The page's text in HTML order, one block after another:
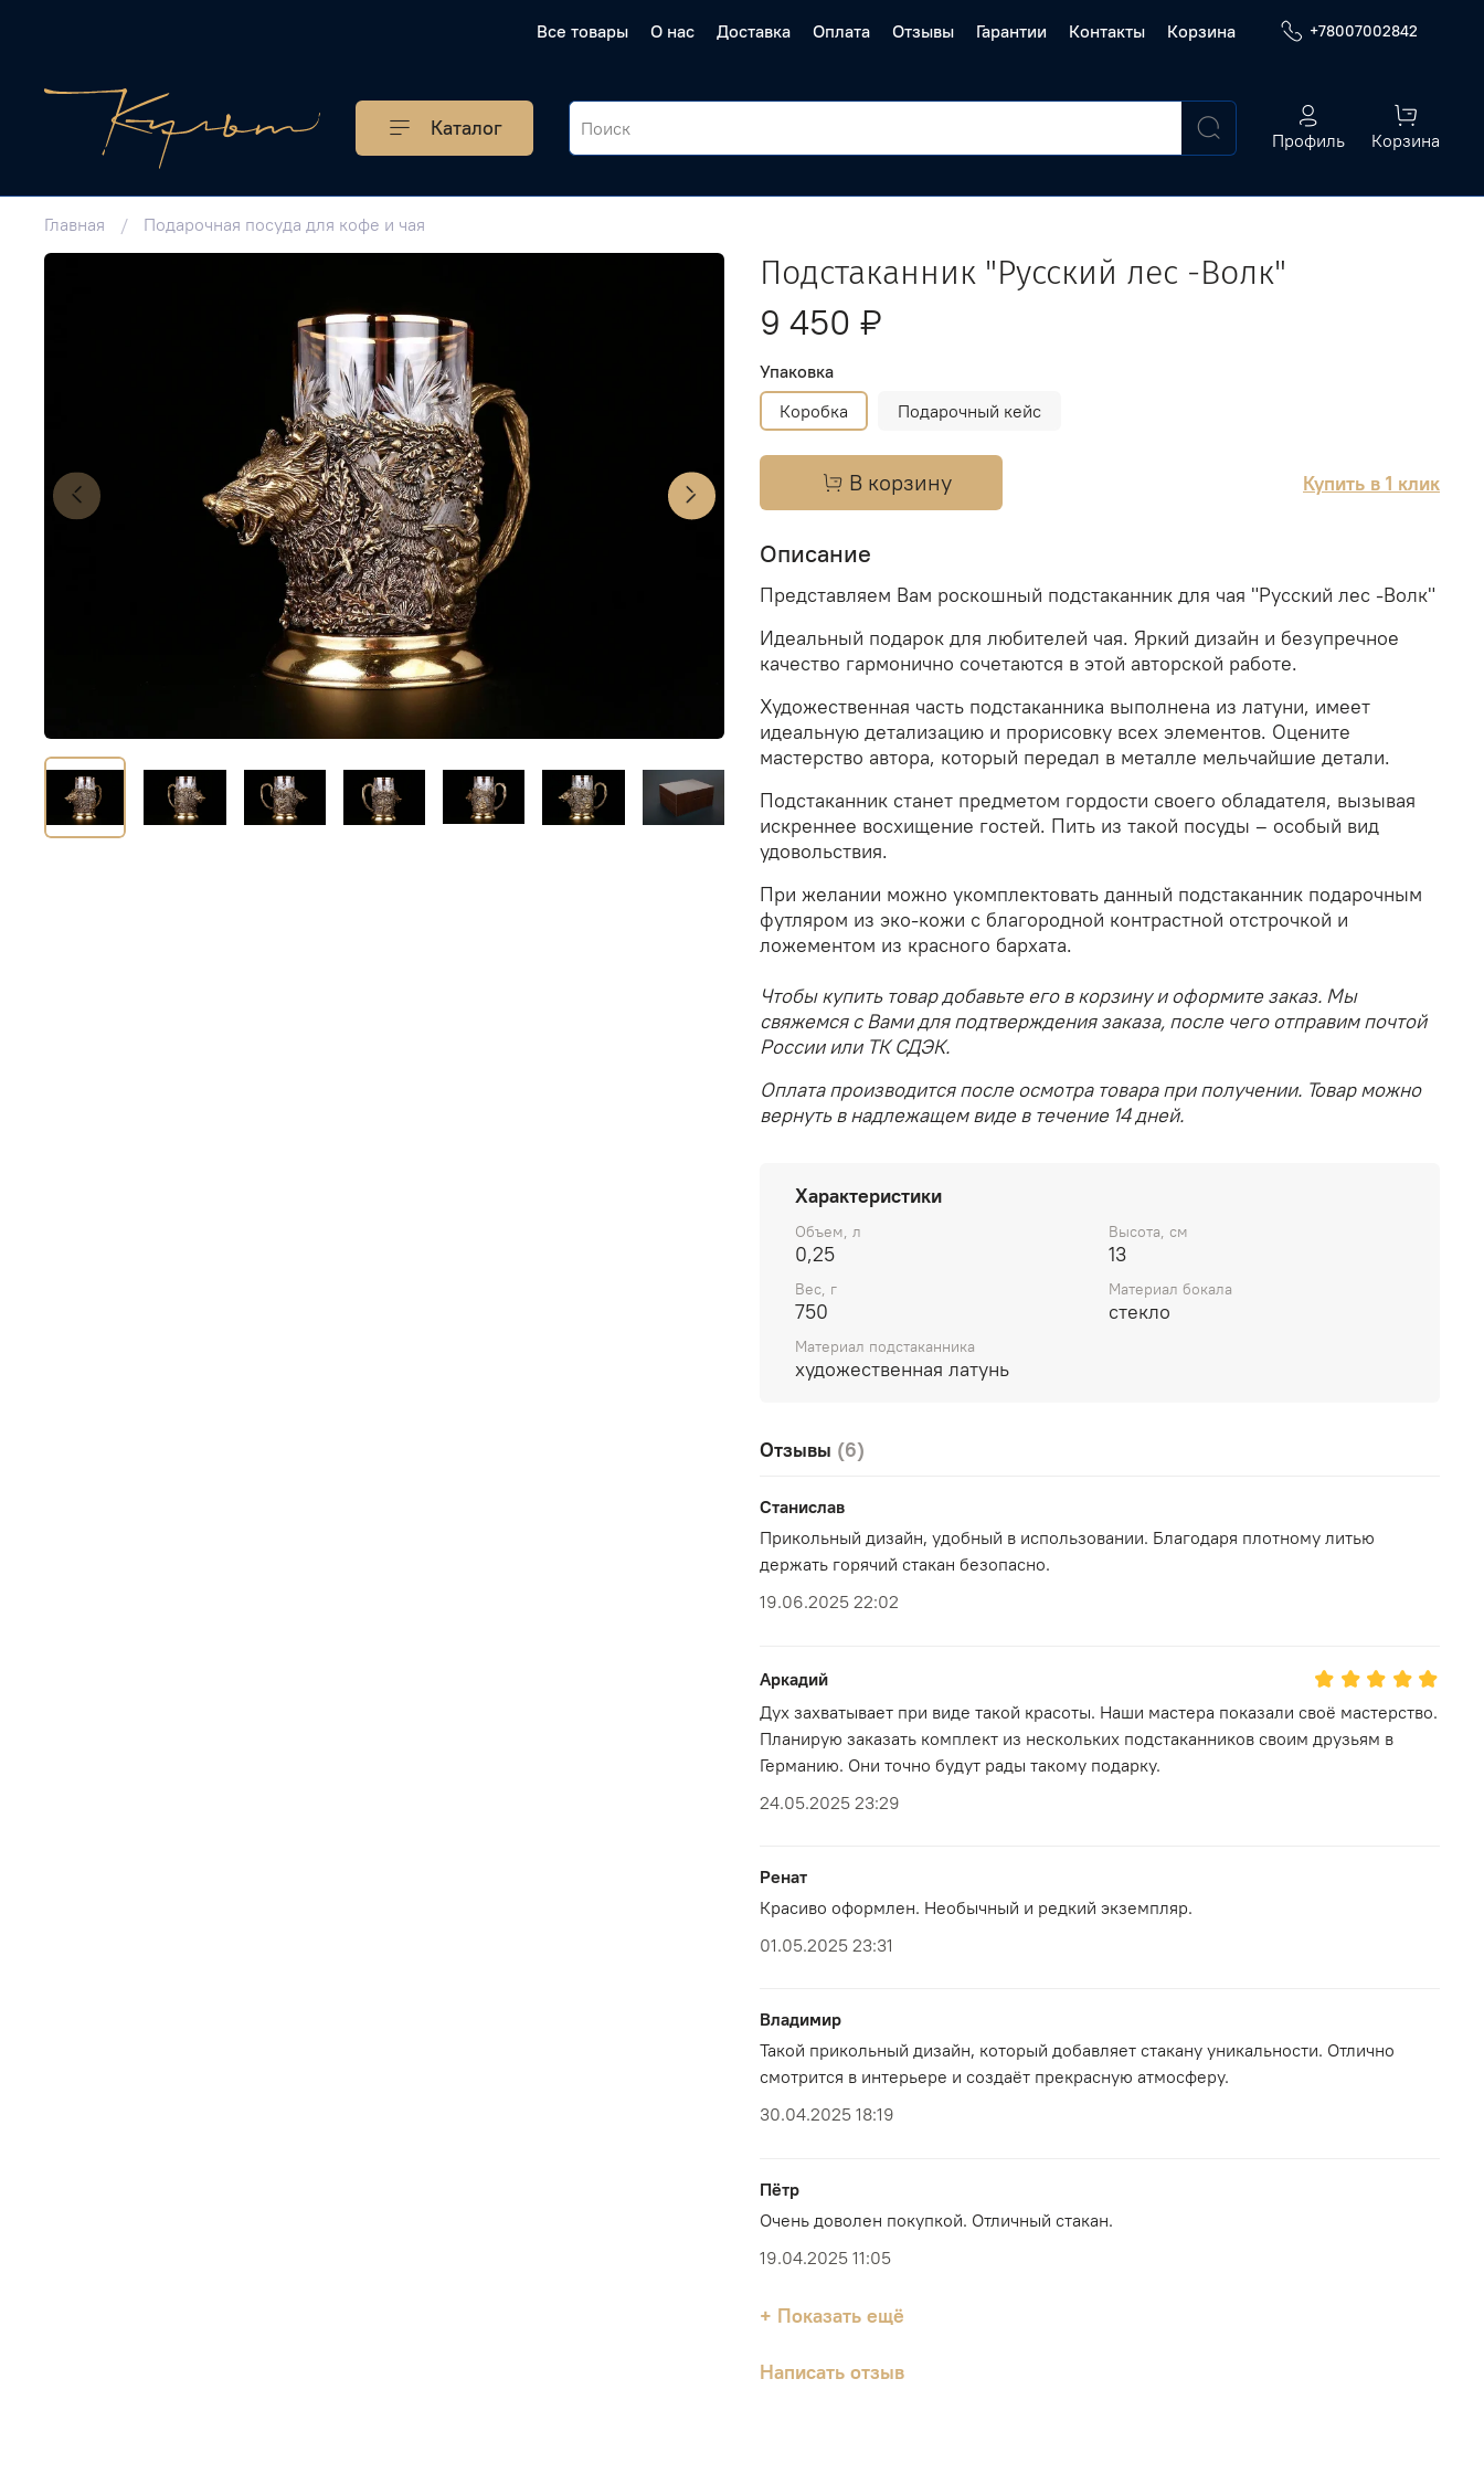
Все товары О нас Доставка Оплата Отзывы Гарантии Контакты Корзина +78007002842
Каталог Профиль Корзина
Главная Подарочная посуда для кофе и чая
Подстаканник "Русский лес -Волк"
9 450 ₽
Упаковка
Коробка
Подарочный кейс
В корзину Купить в 1 клик
Описание
Представляем Вам роскошный подстаканник для чая "Русский лес -Волк"
Идеальный подарок для любителей чая. Яркий дизайн и безупречное
качество гармонично сочетаются в этой авторской работе.
Художественная часть подстаканника выполнена из латуни, имеет
идеальную детализацию и прорисовку всех элементов. Оцените
мастерство автора, который передал в металле мельчайшие детали.
Подстаканник станет предметом гордости своего обладателя, вызывая
искреннее восхищение гостей. Пить из такой посуды – особый вид
удовольствия.
При желании можно укомплектовать данный подстаканник подарочным
футляром из эко-кожи с благородной контрастной отстрочкой и
ложементом из красного бархата.
Чтобы купить товар добавьте его в корзину и оформите заказ. Мы
свяжемся с Вами для подтверждения заказа, после чего отправим почтой
России или ТК СДЭК.
Оплата производится после осмотра товара при получении. Товар можно
вернуть в надлежащем виде в течение 14 дней.
Характеристики
Объем, л
0,25
Высота, см
13
Вес, г
750
Материал бокала
стекло
Материал подстаканника
художественная латунь
Отзывы (6)
Станислав
Прикольный дизайн, удобный в использовании. Благодаря плотному литью
держать горячий стакан безопасно.
19.06.2025 22:02
Аркадий
Дух захватывает при виде такой красоты. Наши мастера показали своё мастерство.
Планирую заказать комплект из нескольких подстаканников своим друзьям в
Германию. Они точно будут рады такому подарку.
24.05.2025 23:29
Ренат
Красиво оформлен. Необычный и редкий экземпляр.
01.05.2025 23:31
Владимир
Такой прикольный дизайн, который добавляет стакану уникальности. Отлично
смотрится в интерьере и создаёт прекрасную атмосферу.
30.04.2025 18:19
Пётр
Очень доволен покупкой. Отличный стакан.
19.04.2025 11:05
+ Показать ещё
Написать отзыв